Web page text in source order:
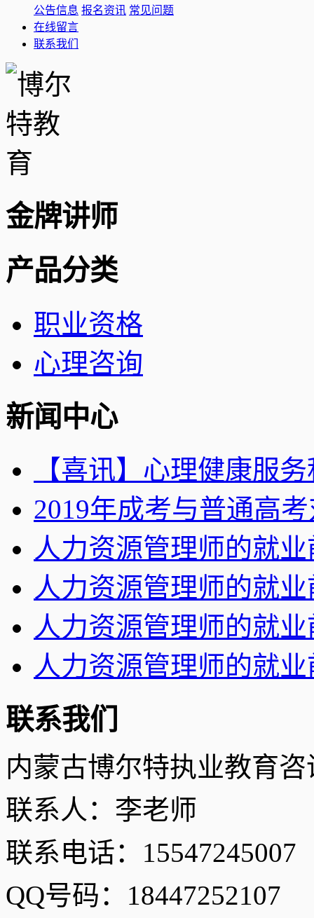
公告信息 报名资讯 常见问题
在线留言
联系我们
金牌讲师
产品分类
职业资格
心理咨询
新闻中心
【喜讯】心理健康服
2019年成考与普通高
人力资源管理师的就
人力资源管理师的就
人力资源管理师的就
人力资源管理师的就
联系我们
内蒙古博尔特执业教育
联系人：李老师
联系电话：15547245007
QQ号码：18447252107